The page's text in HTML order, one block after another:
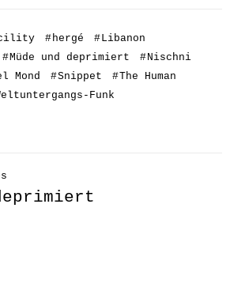
#hergé #Libanon
#Müde und deprimiert #Nischni
Mond #Snippet #The Human
Funk